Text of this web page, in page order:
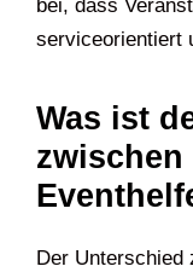
bei, dass
serviceorientiert
Was ist
zwischen
Der Unterschied